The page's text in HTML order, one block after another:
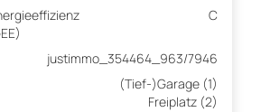
C
justimmo_354464_963/7946
(Tief-)Garage (1)
Freiplatz (2)